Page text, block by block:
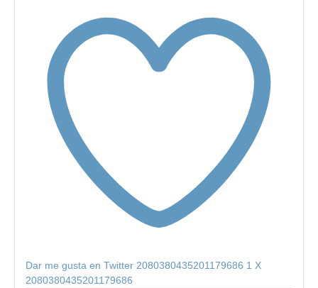
Dar me gusta en Twitter 2080380435201179686 1 X
2080380435201179686